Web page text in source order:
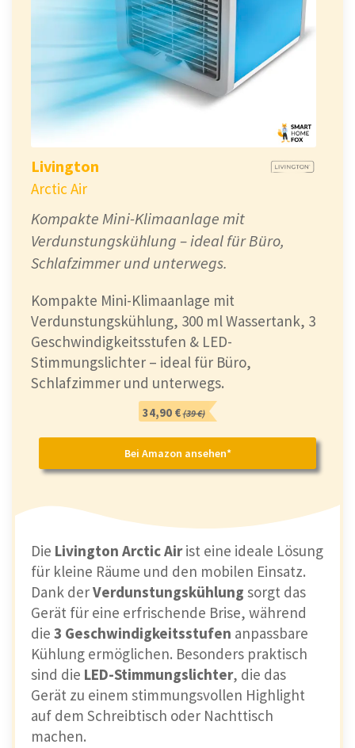
Livington
Arctic Air
Kompakte Mini-Klimaanlage mit
Verdunstungskühlung – ideal für Büro,
Schlafzimmer und unterwegs.
Kompakte Mini-Klimaanlage mit
Verdunstungskühlung, 300 ml Wassertank, 3
Geschwindigkeitsstufen & LED-
Stimmungslichter – ideal für Büro,
Schlafzimmer und unterwegs.
34,90 €(39 €)
Bei Amazon ansehen*
Die Livington Arctic Airist eine ideale Lösung
für kleine Räume und den mobilen Einsatz.
Dank derVerdunstungskühlung sorgt das
Gerät für eine erfrischende Brise, während
die 3 Geschwindigkeitsstufen anpassbare
Kühlung ermöglichen. Besonders praktisch
sind die LED-Stimmungslichter, die das
Gerät zu einem stimmungsvollen Highlight
auf dem Schreibtisch oder Nachttisch
machen.